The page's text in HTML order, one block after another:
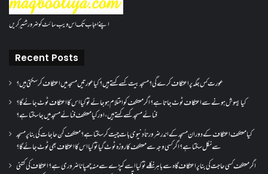
اپنے احباب تک اس ویب سائٹ کو ضرور شئیر کریں
Recent Posts
عورت کس جگہ پر اعتکاف کرے گی؟مسجد بیت کسے کہتے ہیں؟کیا عورتیں مسجد میں اعتکاف کر سکتی ہیں؟
کیا بیہوش ہونے سے اعتکاف ٹوٹ جاتا ہے؟ اگر معتکف کو احتلام ہو جائے تو کیا اس کا اعتکاف ٹوٹ جائے گا؟
فنائے مسجد کسے کہتے ہیں ، اور کیا معتکف فنائے مسجد میں جا سکتا ہے؟
کیا معتکف اعتکاف کے دوران مسجد کے اندر ضرورتاً دنیوی بات چیت کر سکتا ہے؟معتکف کن حاجات کی بنا پر مسجد
سے نکل سکتا ہے؟ اگر کسی وجہ سے معتکف کا روزہ ٹوٹ گیا تو کیا اس کا اعتکاف بھی ٹوٹ جائے گا؟
اگر معتکف کسی حاجت کی بنا پر اعتکاف گاہ سے باہر نکلے تو کیا اسے کپڑے سے منہ چھپانا ضروری ہے؟اعتکاف کی کتنی